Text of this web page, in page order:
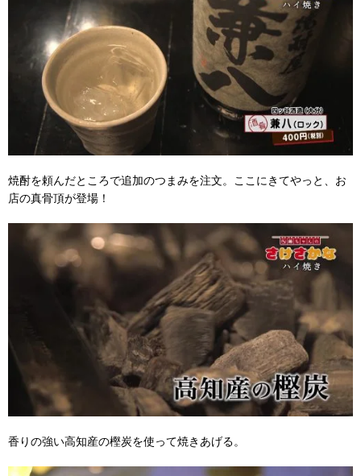
焼酎を頼んだところで追加のつまみを注文。ここにきてやっと、お
店の真骨頂が登場！
香りの強い高知産の樫炭を使って焼きあげる。